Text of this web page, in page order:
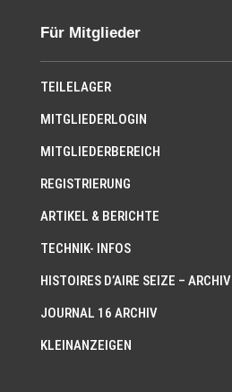
Für Mitglieder
TEILELAGER
MITGLIEDERLOGIN
MITGLIEDERBEREICH
REGISTRIERUNG
ARTIKEL & BERICHTE
TECHNIK- INFOS
HISTOIRES D’AIRE SEIZE – ARCHIV
JOURNAL 16 ARCHIV
KLEINANZEIGEN